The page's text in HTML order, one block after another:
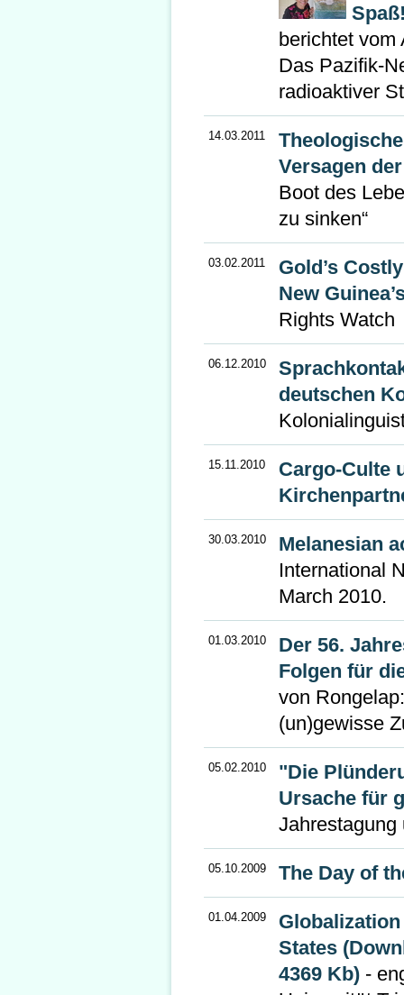
berichtet vom
Das Pazifik-
radioaktiver
14.03.2011
Versagen
Boot des
zu sinken“
03.02.2011
Gold’s
New
Rights Watch
06.12.2010
deutschen
15.11.2010
Cargo-Culte
30.03.2010
Melanesian
International
March 2010.
01.03.2010
Der 56.
Folgen für
von
(un)gewisse
05.02.2010
"Die
Ursache für
Jahrestagung
05.10.2009 The Day of
01.04.2009
States
4369 Kb) -